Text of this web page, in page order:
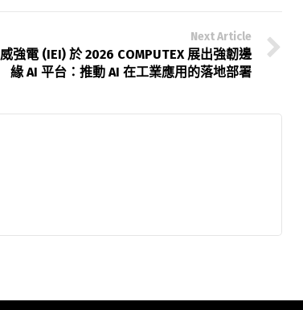
Next Article
威強電 (IEI) 於 2026 COMPUTEX 展出強韌邊
緣 AI 平台：推動 AI 在工業應用的落地部署